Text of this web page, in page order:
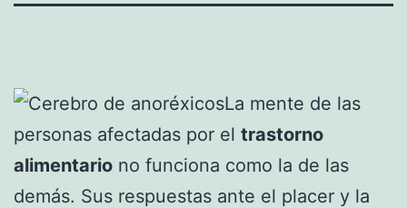
La mente de las
personas afectadas por el trastorno
alimentario no funciona como la de las
demás. Sus respuestas ante el placer y la